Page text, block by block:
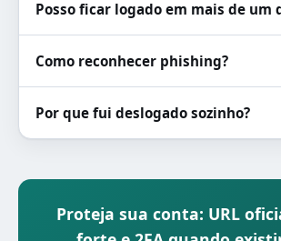
Posso ficar logado em mais de um
Como reconhecer phishing?
Por que fui deslogado sozinho?
Proteja sua conta: URL